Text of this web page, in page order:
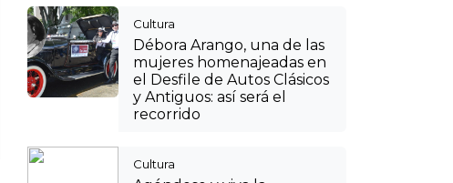
Cultura
Débora Arango, una de las
mujeres homenajeadas en
el Desfile de Autos Clásicos
y Antiguos: así será el
recorrido
Cultura